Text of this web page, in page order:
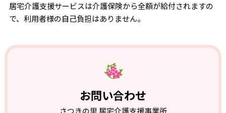
居宅介護支援サービスは介護保険から全額が給付されますの
で、利用者様の自己負担はありません。
お問い合わせ
さつきの里 居宅介護支援事業所